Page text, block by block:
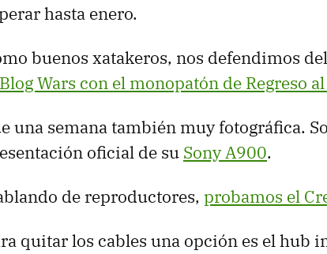
hasta enero.
buenos xatakeros, nos defendimos
Blog Wars con el monopatón de Regreso
una semana también muy fotográfica.
oficial de su Sony A900.
de reproductores, probamos el
quitar los cables una opción es el hub